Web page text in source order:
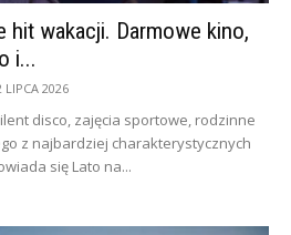
hit wakacji. Darmowe kino,
i...
LIPCA 2026
disco, zajęcia sportowe, rodzinne
z najbardziej charakterystycznych
się Lato na...